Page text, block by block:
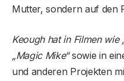
Mutter, sondern auf den
Keough hat in Filmen wie
„Magic Mike“sowie in
und anderen Projekten